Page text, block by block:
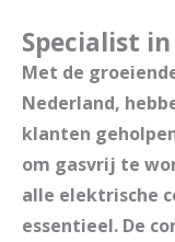
Specialist
Met de
Nederland,
klanten
om gasvrij te
alle elektrische
essentieel. De